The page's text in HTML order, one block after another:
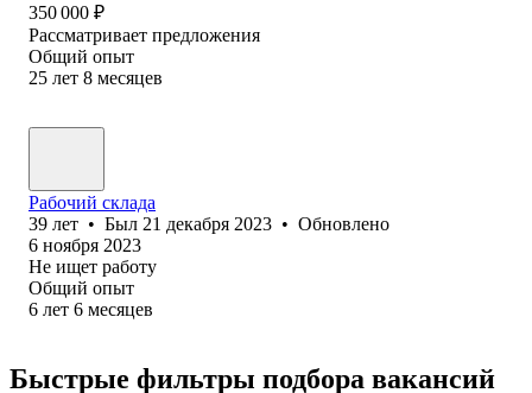
350 000 ₽
Рассматривает предложения
Общий опыт
25 лет 8 месяцев
Рабочий склада
39 лет • Был 21 декабря 2023 • Обновлено
6 ноября 2023
Не ищет работу
Общий опыт
6 лет 6 месяцев
Быстрые фильтры подбора вакансий